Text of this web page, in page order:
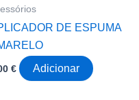
DE ESPUMA
€ Adicionar